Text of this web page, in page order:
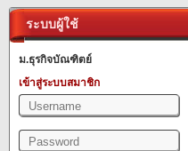
ระบบผู้ใช้
ม.ธุรกิจบัณฑิตย์
เข้าสู่ระบบสมาชิก